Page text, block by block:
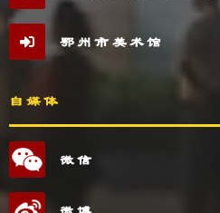
鄂州市美术馆
自媒体
微信